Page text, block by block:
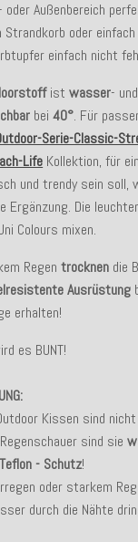
oder Außenbereich
Strandkorb oder
einfach nicht
istwasser- und
bei40°. Für
Serie-Classic-
Life Kollektion, für
und trendy sein soll,
Ergänzung. Die
Colours mixen.
Regentrocknen die
Ausrüstung
erhalten!
es BUNT!
Kissen sind
sind sie
Teflon - Schutz!
oder starkem
durch die Nähte